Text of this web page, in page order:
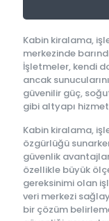
Kabin kiralama,
merkezinde
İşletmeler, kendi
ancak
güvenilir güç,
gibi altyapı
Kabin kiralama,
özgürlüğü
güvenlik
özellikle büyük
gereksinimi olan
veri merkezi
bir çözüm